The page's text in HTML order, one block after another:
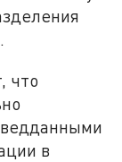
что
в